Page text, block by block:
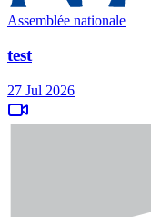
Assemblée nationale
test
27 Jul 2026